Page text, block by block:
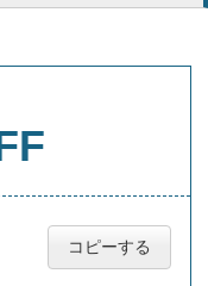
コピーする